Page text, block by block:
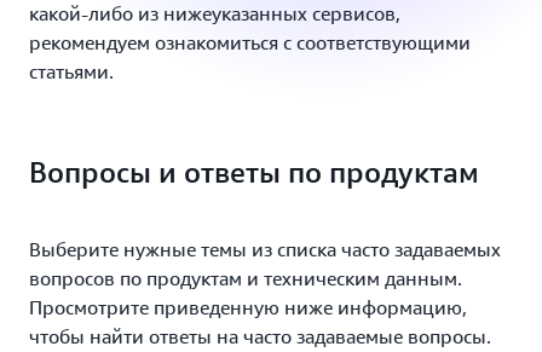
какой-либо из нижеуказанных сервисов,
рекомендуем ознакомиться с соответствующими
статьями.
Вопросы и ответы по продуктам
Выберите нужные темы из списка часто задаваемых
вопросов по продуктам и техническим данным.
Просмотрите приведенную ниже информацию,
чтобы найти ответы на часто задаваемые вопросы.